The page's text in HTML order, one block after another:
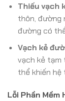
Thiếu vạch
thôn, đường
đường có
Vạch kẻ
vạch kẻ tạm
thể khiến hệ
Lỗi Phần Mềm